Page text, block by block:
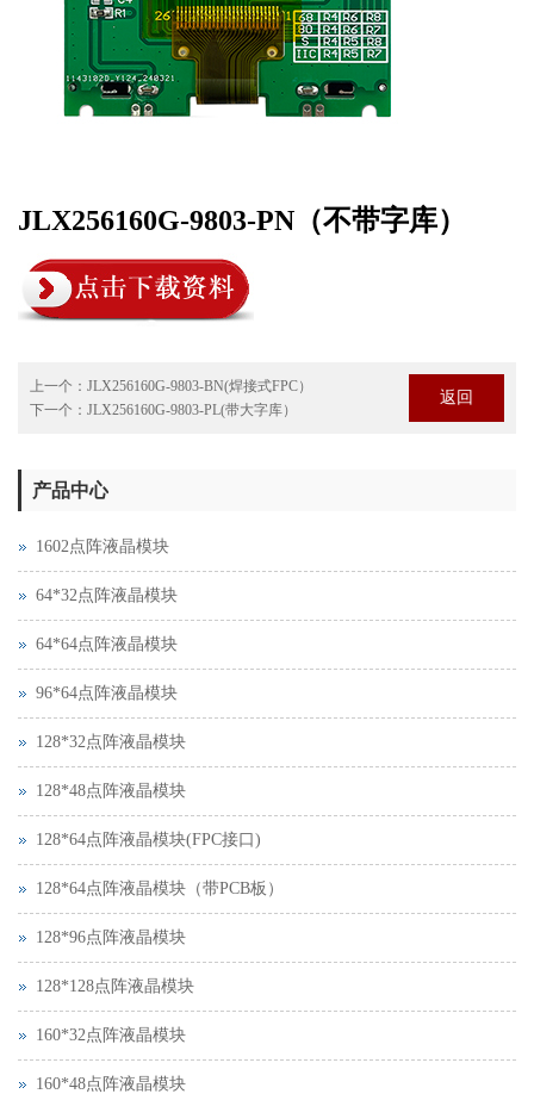
JLX256160G-9803-PN（不带字库）
上一个： JLX256160G-9803-BN(焊接式FPC）
下一个： JLX256160G-9803-PL(带大字库）
返回
产品中心
1602点阵液晶模块
64*32点阵液晶模块
64*64点阵液晶模块
96*64点阵液晶模块
128*32点阵液晶模块
128*48点阵液晶模块
128*64点阵液晶模块(FPC接口)
128*64点阵液晶模块（带PCB板）
128*96点阵液晶模块
128*128点阵液晶模块
160*32点阵液晶模块
160*48点阵液晶模块